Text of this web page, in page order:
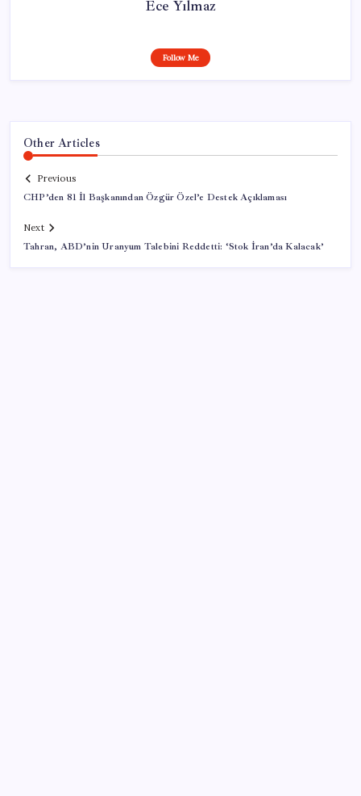
Ece Yılmaz
Follow Me
Other Articles
Previous
CHP’den 81 İl Başkanından Özgür Özel’e Destek Açıklaması
Next
Tahran, ABD’nin Uranyum Talebini Reddetti: ‘Stok İran’da Kalacak’